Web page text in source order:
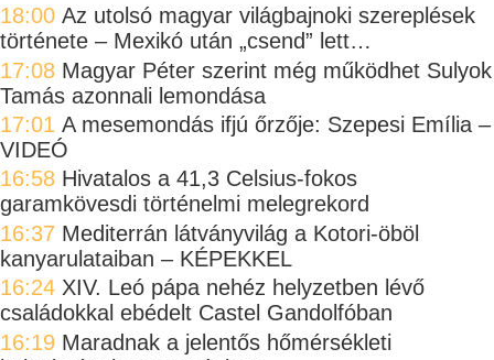
18:00 Az utolsó magyar világbajnoki szereplések
története – Mexikó után „csend” lett…
17:08 Magyar Péter szerint még működhet Sulyok
Tamás azonnali lemondása
17:01 A mesemondás ifjú őrzője: Szepesi Emília –
VIDEÓ
16:58 Hivatalos a 41,3 Celsius-fokos
garamkövesdi történelmi melegrekord
16:37 Mediterrán látványvilág a Kotori-öböl
kanyarulataiban – KÉPEKKEL
16:24 XIV. Leó pápa nehéz helyzetben lévő
családokkal ebédelt Castel Gandolfóban
16:19 Maradnak a jelentős hőmérsékleti